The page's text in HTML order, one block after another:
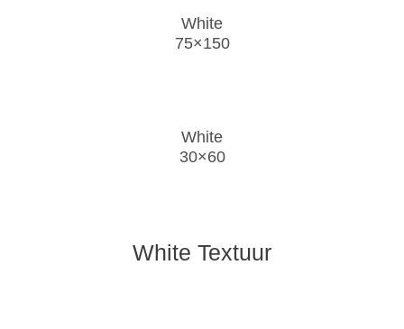
White
75×150
White
30×60
White Textuur